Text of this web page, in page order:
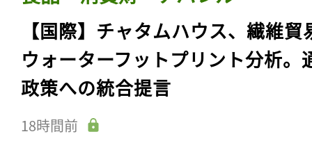
【国際】チャタムハウス、繊維貿
ウォーターフットプリント分析。
政策への統合提言
18時間前